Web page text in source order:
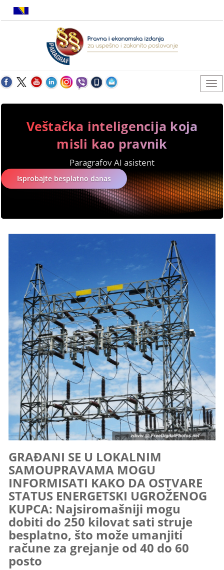
Veštačka inteligencija koja
misli kao pravnik
Paragrafov AI asistent
Isprobajte besplatno danas
GRAĐANI SE U LOKALNIM
SAMOUPRAVAMA MOGU
INFORMISATI KAKO DA OSTVARE
STATUS ENERGETSKI UGROŽENOG
KUPCA: Najsiromašniji mogu
dobiti do 250 kilovat sati struje
besplatno, što može umanjiti
račune za grejanje od 40 do 60
posto